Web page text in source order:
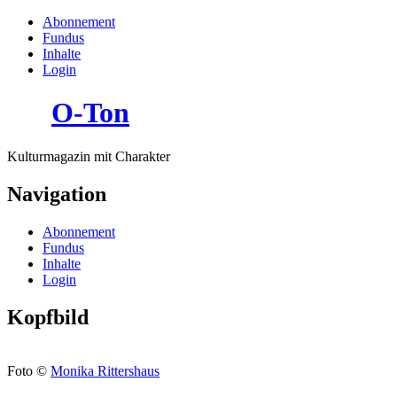
Abonnement
Fundus
Inhalte
Login
O-Ton
Kulturmagazin mit Charakter
Navigation
Abonnement
Fundus
Inhalte
Login
Kopfbild
Foto © Monika Rittershaus